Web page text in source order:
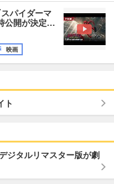
パイダーマ
公開が決定…
映画
ト
ジタルリマスター版が劇